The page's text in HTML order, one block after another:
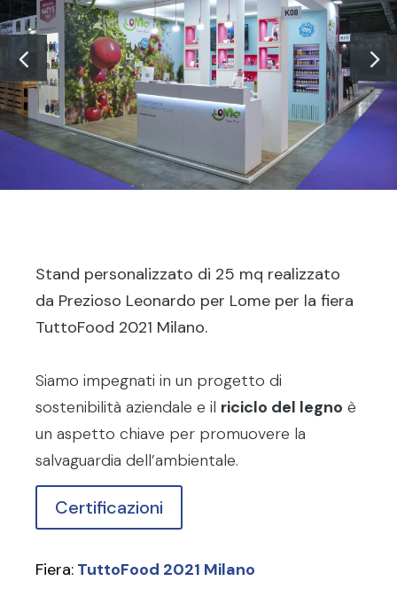
Stand personalizzato di 25 mq realizzato
da Prezioso Leonardo per Lome per la fiera
TuttoFood 2021 Milano.
Siamo impegnati in un progetto di
sostenibilità aziendale e il riciclo del legno è
un aspetto chiave per promuovere la
salvaguardia dell’ambientale.
Certificazioni
Fiera: TuttoFood 2021 Milano